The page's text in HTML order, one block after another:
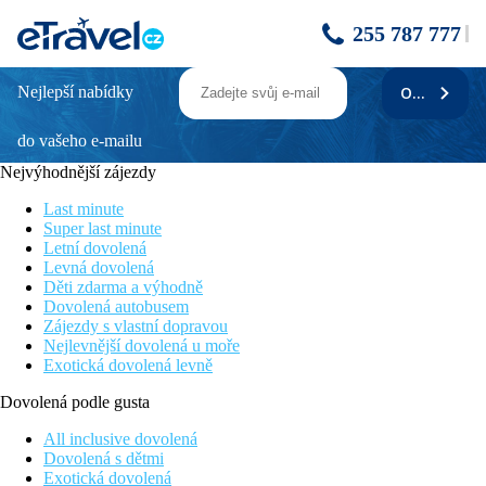
255 787 777
WINDSOR
Poloha
Nedaleko historického centra Funchalu, v blízkosti všechny
zajímavosti – historické jádro s katedrálou, přístav, muzemum
Ch. Ronalda, tržiště, lanovka na horu Monte, autobusové
nádraží. Restaurace, kavárny a bary v blízkém okolí.
Vybavení
Vstupní hala s recepcí, směnárna, výtahy, restaurace, lobby bar,
malá konferenční místnost, prádelna. Na střeše menší bazén, bar
u bazénu a terasa s nádhernými výhledy na celý Funchal.
Lehátka, slunečníky a osušky zdarma.
Pokoje
Dvoulůžkový pokoj:
klimatizace, TV/sat., telefon, mini lednička, trezor za poplatek.
Nejlepší nabídky
do vašeho e-mailu
ODEBÍRAT
Nejvýhodnější zájezdy
Last minute
Super last minute
Letní dovolená
Levná dovolená
Děti zdarma a výhodně
Dovolená autobusem
Zájezdy s vlastní dopravou
Nejlevnější dovolená u moře
Exotická dovolená levně
Dovolená podle gusta
All inclusive dovolená
Dovolená s dětmi
Exotická dovolená